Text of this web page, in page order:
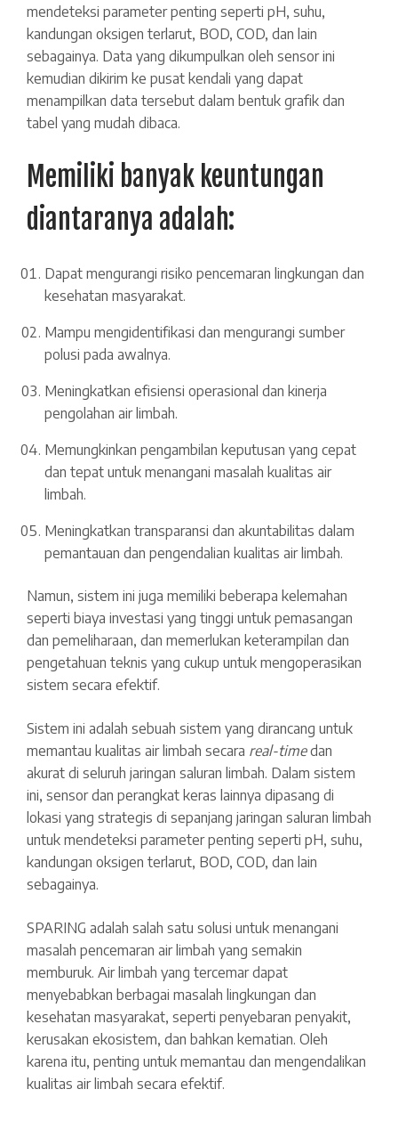
mendeteksi parameter penting seperti pH, suhu,
kandungan oksigen terlarut, BOD, COD, dan lain
sebagainya. Data yang dikumpulkan oleh sensor ini
kemudian dikirim ke pusat kendali yang dapat
menampilkan data tersebut dalam bentuk grafik dan
tabel yang mudah dibaca.
Memiliki banyak keuntungan
diantaranya adalah:
Dapat mengurangi risiko pencemaran lingkungan dan
kesehatan masyarakat.
Mampu mengidentifikasi dan mengurangi sumber
polusi pada awalnya.
Meningkatkan efisiensi operasional dan kinerja
pengolahan air limbah.
Memungkinkan pengambilan keputusan yang cepat
dan tepat untuk menangani masalah kualitas air
limbah.
Meningkatkan transparansi dan akuntabilitas dalam
pemantauan dan pengendalian kualitas air limbah.
Namun, sistem ini juga memiliki beberapa kelemahan
seperti biaya investasi yang tinggi untuk pemasangan
dan pemeliharaan, dan memerlukan keterampilan dan
pengetahuan teknis yang cukup untuk mengoperasikan
sistem secara efektif.
Sistem ini adalah sebuah sistem yang dirancang untuk
memantau kualitas air limbah secara real-timedan
akurat di seluruh jaringan saluran limbah. Dalam sistem
ini, sensor dan perangkat keras lainnya dipasang di
lokasi yang strategis di sepanjang jaringan saluran limbah
untuk mendeteksi parameter penting seperti pH, suhu,
kandungan oksigen terlarut, BOD, COD, dan lain
sebagainya.
SPARING adalah salah satu solusi untuk menangani
masalah pencemaran air limbah yang semakin
memburuk. Air limbah yang tercemar dapat
menyebabkan berbagai masalah lingkungan dan
kesehatan masyarakat, seperti penyebaran penyakit,
kerusakan ekosistem, dan bahkan kematian. Oleh
karena itu, penting untuk memantau dan mengendalikan
kualitas air limbah secara efektif.